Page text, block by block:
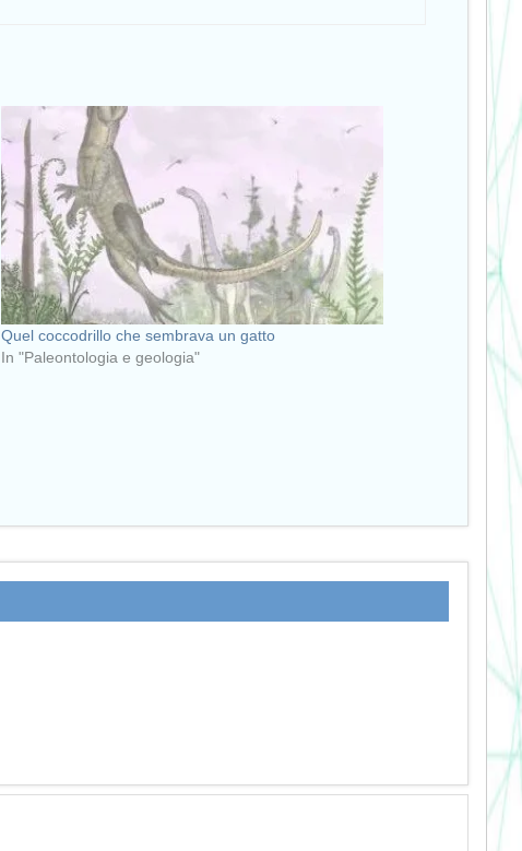
Quel coccodrillo che sembrava un gatto
In "Paleontologia e geologia"